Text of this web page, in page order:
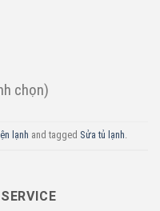
chọn)
lạnh and tagged Sửa tủ lạnh.